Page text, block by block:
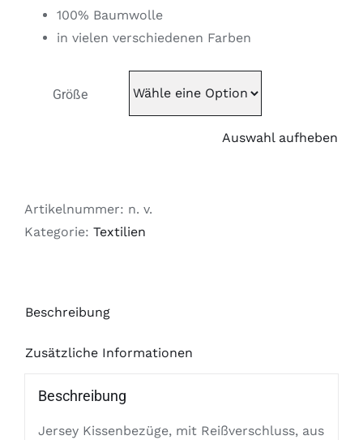
100% Baumwolle
in vielen verschiedenen Farben
Größe
Auswahl aufheben
Artikelnummer: n. v.
Kategorie: Textilien
Beschreibung
Zusätzliche Informationen
Beschreibung
Jersey Kissenbezüge, mit Reißverschluss, aus